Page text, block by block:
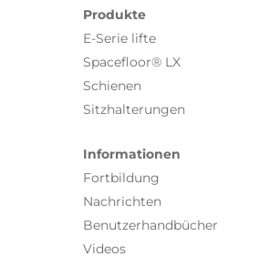
Produkte
E-Serie lifte
Spacefloor® LX
Schienen
Sitzhalterungen
Informationen
Fortbildung
Nachrichten
Benutzerhandbücher
Videos